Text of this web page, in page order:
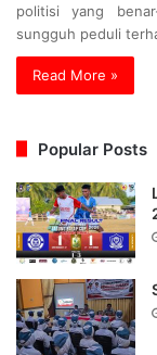
politisi yang
sungguh peduli
Read More »
Popular Posts